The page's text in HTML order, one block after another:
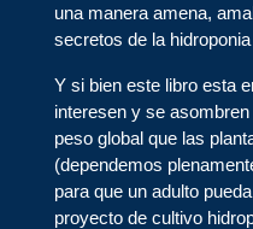
una manera amena,
secretos de la
Y si bien este libro esta
interesen y se
peso global que las
(dependemos
para que un adulto
proyecto de cultivo